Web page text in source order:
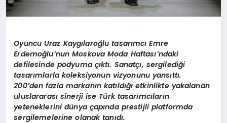
Oyuncu Uraz Kaygılaroğlu tasarımcı Emre
Erdemoğlu’nun Moskova Moda Haftası’ndaki
defilesinde podyuma çıktı. Sanatçı, sergilediği
tasarımlarla koleksiyonun vizyonunu yansıttı.
200’den fazla markanın katıldığı etkinlikte yakalanan
uluslararası sinerji ise Türk tasarımcıların
yeteneklerini dünya çapında prestijli platformda
sergilemelerine olanak tanıdı.